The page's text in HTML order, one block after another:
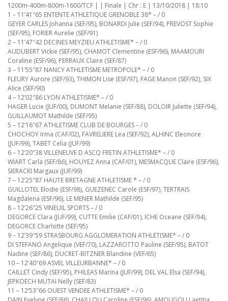
1200m-400m-800m-1600/TCF | | Finale | Chr : E | 13/10/2018 | 18:10
1 – 11’41″65 ENTENTE ATHLETIQUE GRENOBLE 38* – / 0
GEYER CARLES Johanna (SEF/95), BONARDI Julie (SEF/94), PREVOST Sophie
(SEF/95), FORIER Aurelie (SEF/91)
2 – 11’47″42 DECINES MEYZIEU ATHLETISME* – / 0
AUDUBERT Vickie (SEF/95), CHAMOT Clementine (ESF/96), MAAMOURI
Coraline (ESF/96), PERRAUX Claire (SEF/87)
3 – 11’55″87 NANCY ATHLETISME METROPOLE* – / 0
FLEURY Aurore (SEF/93), THIMON Lise (ESF/97), FAGE Manon (SEF/92), SIX
Alice (SEF/90)
4 – 12’02″86 LYON ATHLETISME* – / 0
HAGER Lucie (JUF/00), DUMONT Melanie (SEF/88), DOLOIR Juliette (SEF/94),
GUILLAUMOT Mathilde (SEF/95)
5 – 12’16″67 ATHLETISME CLUB DE BOURGES – / 0
CHOCHOY Irma (CAF/02), FAVRELIERE Lea (SEF/92), ALHINC Eleonore
(JUF/99), TABET Celia (JUF/99)
6 – 12’20″38 VILLENEUVE D ASCQ FRETIN ATHLETISME* – / 0
WIART Carla (SEF/86), HOUYEZ Anna (CAF/01), MESMACQUE Claire (ESF/96),
SIERACKI Margaux (JUF/99)
7 – 12’25″87 HAUTE BRETAGNE ATHLETISME * – / 0
GUILLOTEL Elodie (ESF/98), GUEZENEC Carole (ESF/97), TERTRAIS
Magdalena (ESF/96), LE MENER Mathilde (SEF/95)
8 – 12’26″25 VINEUIL SPORTS – / 0
DEGORCE Clara (JUF/99), CUTTE Emilie (CAF/01), ICHE Oceane (SEF/94),
DEGORCE Charlotte (SEF/95)
9 – 12’39″59 STRASBOURG AGGLOMERATION ATHLETISME* – / 0
DI STEFANO Angelique (VEF/70), LAZZAROTTO Pauline (SEF/95), BATOT
Nadine (SEF/86), DUCRET-BITZNER Blandine (VEF/65)
10 – 12’40″69 ASVEL VILLEURBANNE* – / 0
CAILLET Cindy (SEF/95), PHILEAS Marina (JUF/99), DEL VAL Elsa (SEF/94),
JEPKOECH MUTAI Nelly (SEF/83)
11 – 12’53″66 OUEST VENDEE ATHLETISME* – / 0